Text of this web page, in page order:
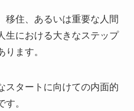
移住、あるいは重要な人間
生における大きなステップ
ります。
スタートに向けての内面的
。